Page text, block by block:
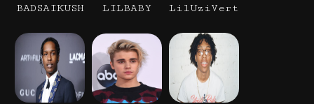
BADSAIKUSH LILBABY LilUziVert